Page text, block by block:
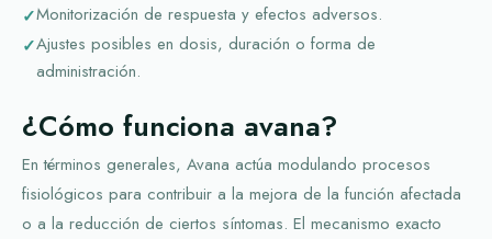
Monitorización de respuesta y efectos adversos.
Ajustes posibles en dosis, duración o forma de
administración.
¿Cómo funciona avana?
En términos generales, Avana actúa modulando procesos
fisiológicos para contribuir a la mejora de la función afectada
o a la reducción de ciertos síntomas. El mecanismo exacto